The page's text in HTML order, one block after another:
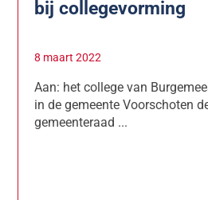
bij collegevorming
8 maart 2022
Aan: het college van
in de gemeente Voorschoten
gemeenteraad ...